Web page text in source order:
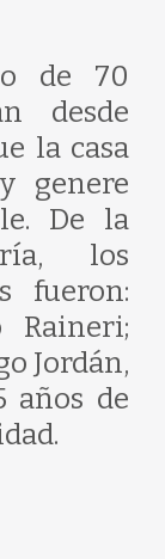
de 70
desde
la casa
genere
De la
los
fueron:
Raineri;
Jordán,
años de